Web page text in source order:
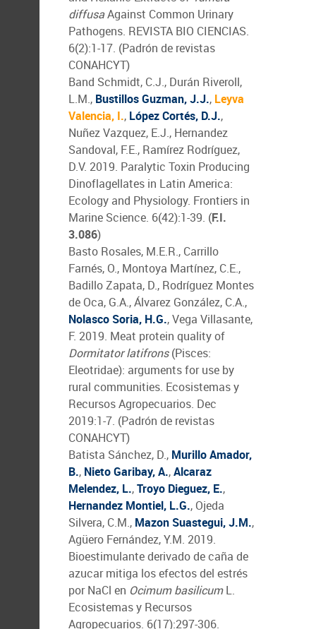
diffusaAgainst Common Urinary
Pathogens. REVISTA BIO CIENCIAS.
6(2):1-17. (Padrón de revistas
CONAHCYT)
Band Schmidt, C.J., Durán Riveroll,
L.M., Bustillos Guzman, J.J., Leyva
Valencia, I., López Cortés, D.J.,
Nuñez Vazquez, E.J., Hernandez
Sandoval, F.E., Ramírez Rodríguez,
D.V. 2019. Paralytic Toxin Producing
Dinoflagellates in Latin America:
Ecology and Physiology. Frontiers in
Marine Science. 6(42):1-39. (F.I.
3.086)
Basto Rosales, M.E.R., Carrillo
Farnés, O., Montoya Martínez, C.E.,
Badillo Zapata, D., Rodríguez Montes
de Oca, G.A., Álvarez González, C.A.,
Nolasco Soria, H.G., Vega Villasante,
F. 2019. Meat protein quality of
Dormitator latifrons(Pisces:
Eleotridae): arguments for use by
rural communities. Ecosistemas y
Recursos Agropecuarios. Dec
2019:1-7. (Padrón de revistas
CONAHCYT)
Batista Sánchez, D., Murillo Amador,
B., Nieto Garibay, A.,Alcaraz
Melendez, L.,Troyo Dieguez, E.,
Hernandez Montiel, L.G., Ojeda
Silvera, C.M., Mazon Suastegui, J.M.,
Agüero Fernández, Y.M. 2019.
Bioestimulante derivado de caña de
azucar mitiga los efectos del estrés
por NaCl en Ocimum basilicumL.
Ecosistemas y Recursos
Agropecuarios. 6(17):297-306.